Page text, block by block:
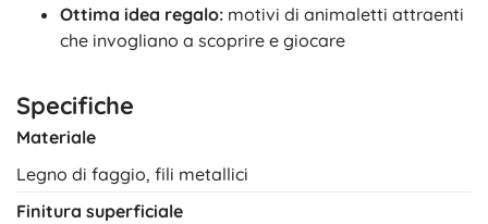
Ottima idea regalo: motivi di animaletti attraenti
che invogliano a scoprire e giocare
Specifiche
Materiale
Legno di faggio, fili metallici
Finitura superficiale